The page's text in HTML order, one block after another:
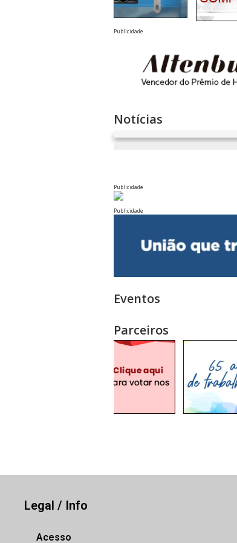
Publicidade
Notícias
Publicidade
Publicidade
Eventos
Parceiros
Legal / Info
Acesso